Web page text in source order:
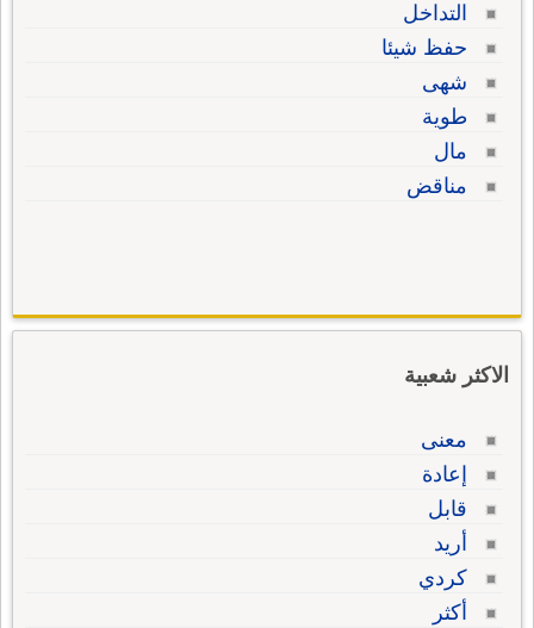
التداخل
حفظ شيئا
شهى
طوية
مال
مناقض
الاكثر شعبية
معنى
إعادة
قابل
أريد
كردي
أكثر